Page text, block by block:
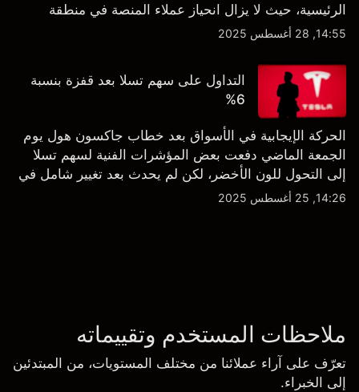
الرئيسية، حيث لا يزال انحياز عملاء المنصة في منطقة
الشراء المفرط.
14:55, 28 أغسطس 2025
التداول على سهم تسلا بعد قفزة بنسبة
6%
الحركة الإيجابية في الأسواق بعد خطاب جاكسون هول يوم
الجمعة الماضي دفعت بعض المؤشرات الفنية لسهم تسلا
إلى التحول للون الأخضر، لكن لم يحدث بعد تغيير شامل في
النظرة الفنية سواء على الإطار اليومي أو الأسبوعي.
14:26, 25 أغسطس 2025
ملاحظات المستخدم وتقييماته
تعرّف على آراء عملائنا من مختلف المستويات، من المبتدئين
إلى الخبراء.